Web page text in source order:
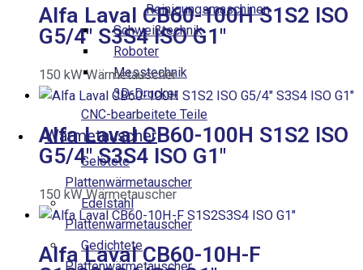
Reinigungsmaschinen
Schweißtechnik
Roboter
Messtechnik
3D-Drucker
CNC-bearbeitete Teile
Wärmetauscher
Gelötete
Plattenwärmetauscher
Edelstahl
Plattenwärmetauscher
Gedichtete
Plattenwärmetauscher
Alfa Laval CB60-100H S1S2 ISO
G5/4″ S3S4 ISO G1″
150 kW Wärmetauscher
Alfa Laval CB60-100H S1S2 ISO
G5/4″ S3S4 ISO G1″
150 kW Wärmetauscher
Alfa Laval CB60-10H-F